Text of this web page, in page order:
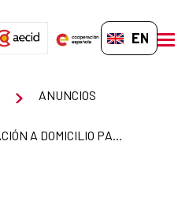
EN-GB
ANUNCIOS